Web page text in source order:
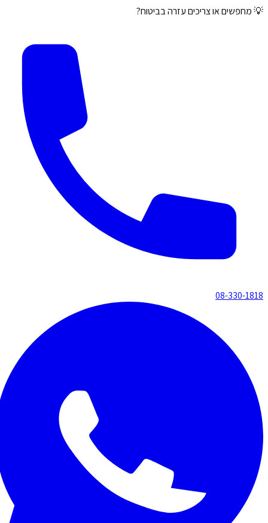
💡 מחפשים או צריכים עזרה בביטוח?
08-330-1818